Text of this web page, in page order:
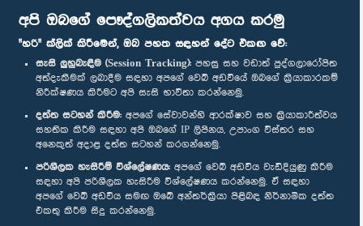
අපි ඔබගේ පෞද්ගලිකත්වය අගය කරමු
"හරි" ක්ලික් කිරීමෙන්, ඔබ පහත සඳහන් දේට එකඟ වේ:
සැසි ලුහුබැඳීම (Session Tracking): පහසු සහ වඩාත් පුද්ගලාරෝපිත
අත්දැකීමක් ලබාදීම සඳහා අපගේ වෙබ් අඩවියේ ඔබගේ ක්‍රියාකාරකම්
නිරීක්ෂණය කිරීමට අපි සැසි භාවිතා කරන්නෙමු.
දත්ත සටහන් කිරීම: අපගේ සේවාවන්හි ආරක්ෂාව සහ ක්‍රියාකාරීත්වය
සහතික කිරීම සඳහා අපි ඔබගේ IP ලිපිනය, උපාංග විස්තර සහ
අනෙකුත් අදාළ දත්ත සටහන් කරගන්නෙමු.
පරිශීලක හැසිරීම් විශ්ලේෂණය: අපගේ වෙබ් අඩවිය වැඩිදියුණු කිරීම
සඳහා අපි පරිශීලක හැසිරීම විශ්ලේෂණය කරන්නෙමු. ඒ සඳහා
අපගේ වෙබ් අඩවිය සමඟ ඔබේ අන්තර්ක්‍රියා පිළිබඳ නිර්නාමික දත්ත
එකතු කිරීම සිදු කරන්නෙමු.
පාර්ලිමේන්තු ජංගම යෙදුම
අප හා සම්බන්ධ වී සිටින්න :
සම්මාන
පෞද්ගලිකත්ව ප්‍රතිපත්තිය